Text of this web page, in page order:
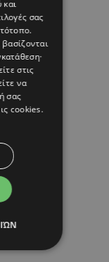
τις
- 17:01
σας
στις
να
σας
cookies.